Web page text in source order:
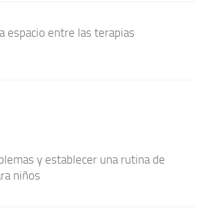
espacio entre las terapias
y establecer una rutina de
niños